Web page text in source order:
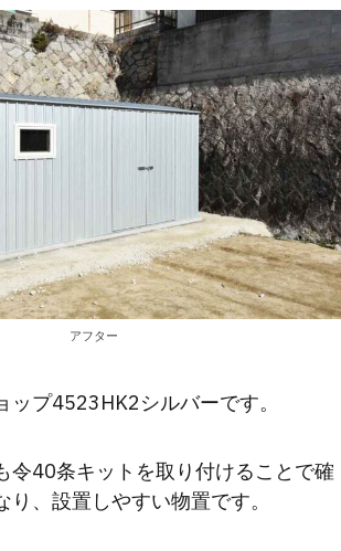
アフター
ップ4523HK2シルバーです。
令40条キットを取り付けることで確
、設置しやすい物置です。